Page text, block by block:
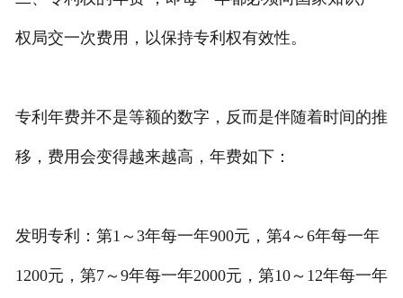
权局交一次费用，以保持专利权有效性。
专利年费并不是等额的数字，反而是伴随着时间的推
移，费用会变得越来越高，年费如下：
发明专利：第1～3年每一年900元，第4～6年每一年
1200元，第7～9年每一年2000元，第10～12年每一年